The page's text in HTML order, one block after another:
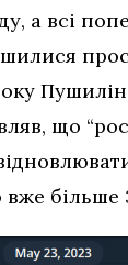
а всі
Пушилін
що
більше